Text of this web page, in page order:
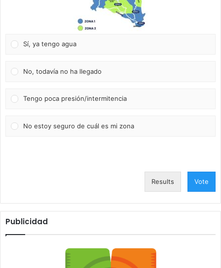
Sí, ya tengo agua
No, todavía no ha llegado
Tengo poca presión/intermitencia
No estoy seguro de cuál es mi zona
Results Vote
Publicidad